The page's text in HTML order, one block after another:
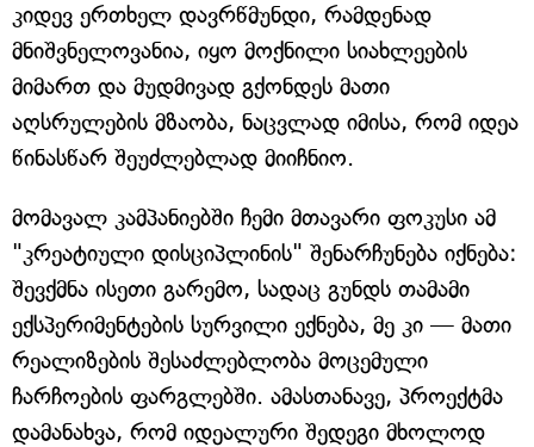
კიდევ ერთხელ დავრწმუნდი, რამდენად
მნიშვნელოვანია, იყო მოქნილი სიახლეების
მიმართ და მუდმივად გქონდეს მათი
აღსრულების მზაობა, ნაცვლად იმისა, რომ იდეა
წინასწარ შეუძლებლად მიიჩნიო.
მომავალ კამპანიებში ჩემი მთავარი ფოკუსი ამ
"კრეატიული დისციპლინის" შენარჩუნება იქნება:
შევქმნა ისეთი გარემო, სადაც გუნდს თამამი
ექსპერიმენტების სურვილი ექნება, მე კი — მათი
რეალიზების შესაძლებლობა მოცემული
ჩარჩოების ფარგლებში. ამასთანავე, პროექტმა
დამანახვა, რომ იდეალური შედეგი მხოლოდ